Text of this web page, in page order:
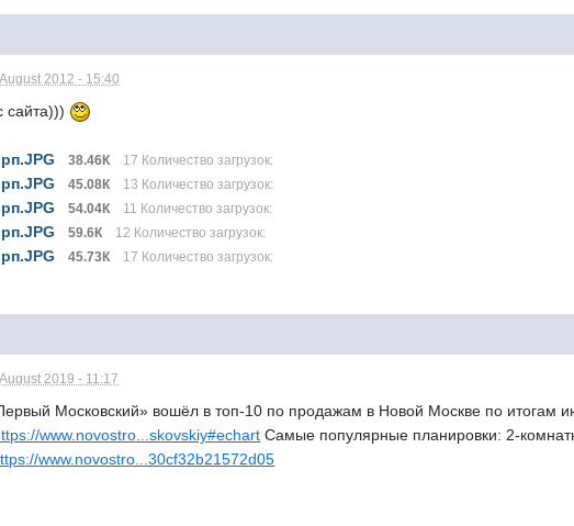
2012 - 15:40
сайта)))
38.46К 17 Количество загрузок:
45.08К 13 Количество загрузок:
54.04К 11 Количество загрузок:
59.6К 12 Количество загрузок:
45.73К 17 Количество загрузок:
2019 - 11:17
Московский» вошёл в топ-10 по продажам в Новой Москве по итогам
www.novostro...skovskiy#echart Самые популярные планировки: 2-
www.novostro...30cf32b21572d05